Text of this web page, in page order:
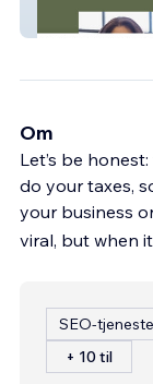
NY Healthy Skin
Om
Let’s be
do your taxes,
your business
viral, but when
SEO-
+ 10 til